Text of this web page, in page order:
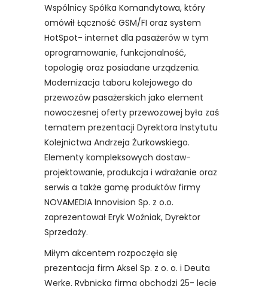
Wspólnicy Spółka Komandytowa, który
omówił Łączność GSM/FI oraz system
HotSpot- internet dla pasażerów w tym
oprogramowanie, funkcjonalność,
topologię oraz posiadane urządzenia.
Modernizacja taboru kolejowego do
przewozów pasażerskich jako element
nowoczesnej oferty przewozowej była zaś
tematem prezentacji Dyrektora Instytutu
Kolejnictwa Andrzeja Żurkowskiego.
Elementy kompleksowych dostaw-
projektowanie, produkcja i wdrażanie oraz
serwis a także gamę produktów firmy
NOVAMEDIA Innovision Sp. z o.o.
zaprezentował Eryk Woźniak, Dyrektor
Sprzedaży.
Miłym akcentem rozpoczęła się
prezentacja firm Aksel Sp. z o. o. i Deuta
Werke. Rybnicka firma obchodzi 25- lecie